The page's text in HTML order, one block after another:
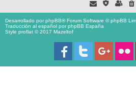
Desarrollado porphpBB® Forum Software © phpBB
Traducción al español porphpBB España
Style proflat © 2017 Mazeltof